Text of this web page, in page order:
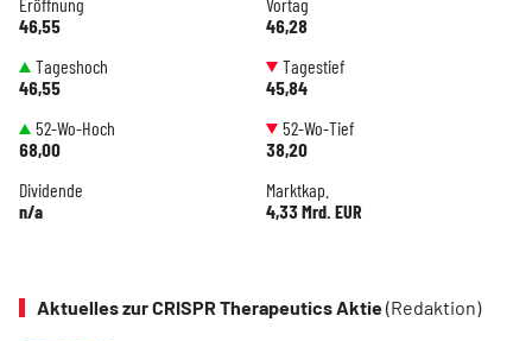
46,55
46,28
Tageshoch
46,55
Tagestief
45,84
52-Wo-Hoch
68,00
52-Wo-Tief
38,20
Dividende
n/a
Marktkap.
4,33 Mrd. EUR
Aktuelles zur CRISPR Therapeutics Aktie(Redaktion)